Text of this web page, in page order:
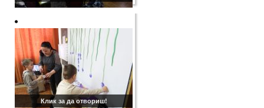
Клик за да отвориш!